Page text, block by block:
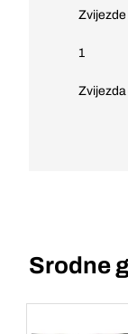
Zvijezde
1
Zvijezda
Srodne